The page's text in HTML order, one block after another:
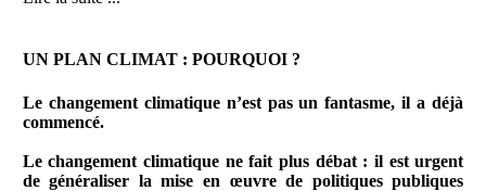
UN PLAN CLIMAT : POURQUOI ?
Le changement climatique n’est pas un fantasme, il a déjà
commencé.
Le changement climatique ne fait plus débat : il est urgent
de généraliser la mise en œuvre de politiques publiques